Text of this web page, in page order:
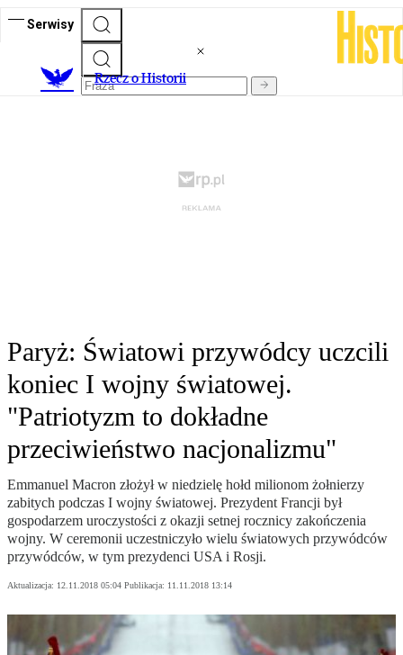
Serwisy
Rzecz o Historii
Paryż: Światowi przywódcy uczcili
koniec I wojny światowej.
"Patriotyzm to dokładne
przeciwieństwo nacjonalizmu"
Emmanuel Macron złożył w niedzielę hołd milionom żołnierzy
zabitych podczas I wojny światowej. Prezydent Francji był
gospodarzem uroczystości z okazji setnej rocznicy zakończenia
wojny. W ceremonii uczestniczyło wielu światowych przywódców
przywódców, w tym prezydenci USA i Rosji.
Aktualizacja: 12.11.2018 05:04 Publikacja: 11.11.2018 13:14